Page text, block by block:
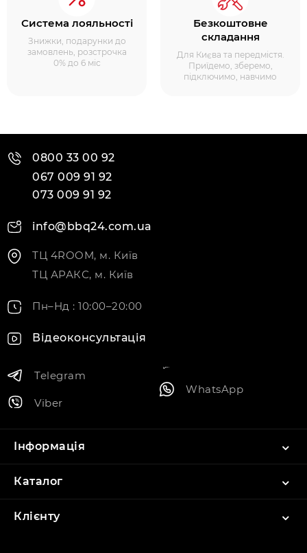
Система лояльності
Знижки, подарунки до
замовлень, розстрочка
0% до 6 міс
Безкоштовне
складання
Для Києва та передмістя.
Приїдемо, зберемо,
підключимо, навчимо
0800 33 00 92
067 009 91 92
073 009 91 92
info@bbq24.com.ua
ТЦ 4ROOM, м. Київ
ТЦ АРАКС, м. Київ
Пн–Нд : 10:00–20:00
Відеоконсультація
Telegram
Viber
WhatsApp
Інформація
Каталог
Клієнту